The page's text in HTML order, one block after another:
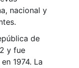
nacional y
de
y fue
1974. La